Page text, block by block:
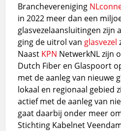
Branchevereniging
in 2022 meer dan een
glasvezelaansluitingen zijn
ging de uitrol van glasvezel
Naast KPN NetwerkNL zijn
Dutch Fiber en Glaspoort
met de aanleg van nieuwe
lokaal en regionaal gebied
actief met de aanleg van
gaat daarbij onder meer
Stichting Kabelnet